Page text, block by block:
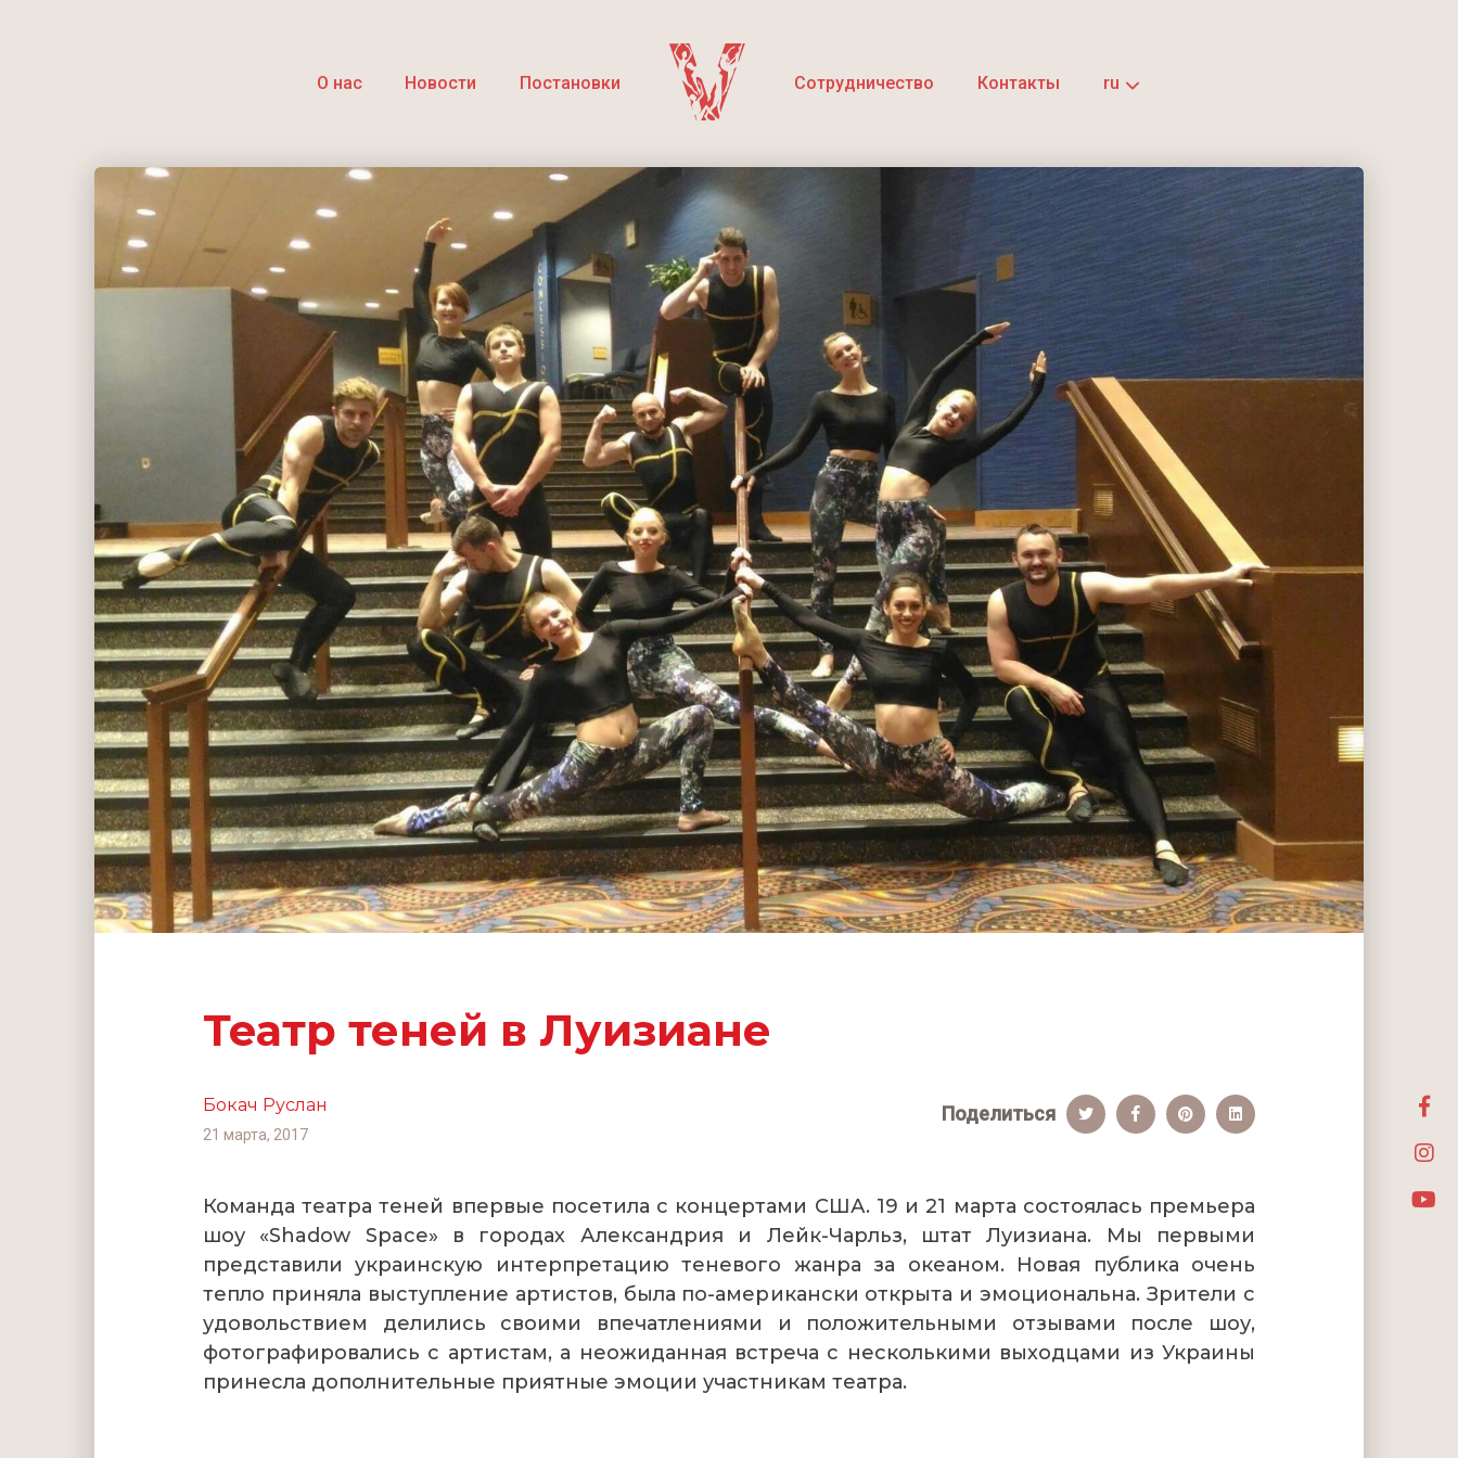
О нас Новости Постановки Сотрудничество Контакты ru
Театр теней в Луизиане
Бокач Руслан
21 марта, 2017
Поделиться
Команда театра теней впервые посетила с концертами США. 19 и 21 марта состоялась премьера
шоу «Shadow Space» в городах Александрия и Лейк-Чарльз, штат Луизиана. Мы первыми
представили украинскую интерпретацию теневого жанра за океаном. Новая публика очень
тепло приняла выступление артистов, была по-американски открыта и эмоциональна. Зрители с
удовольствием делились своими впечатлениями и положительными отзывами после шоу,
фотографировались с артистам, а неожиданная встреча с несколькими выходцами из Украины
принесла дополнительные приятные эмоции участникам театра.